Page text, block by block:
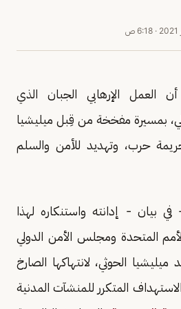
· 6:18 ص
العمل الإرهابي الجبان الذي
بمسيرة مفخخة من قِبل ميليشيا
جريمة حرب، وتهديد للأمن والسلم
في بيان - إدانته واستنكاره لهذا
المتحدة ومجلس الأمن الدولي
الحوثي، لانتهاكها الصارخ
المتكرر للمنشآت المدنية